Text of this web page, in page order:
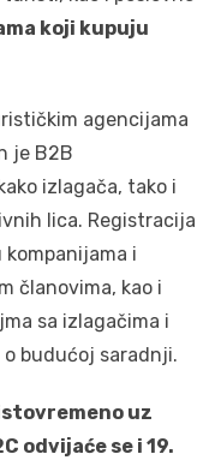
koji kupuju
agencijama
je B2B
izlagača, tako i
lica. Registracija
i
članovima, kao i
sa izlagačima i
budućoj saradnji.
uz
odvijaće se i 19.